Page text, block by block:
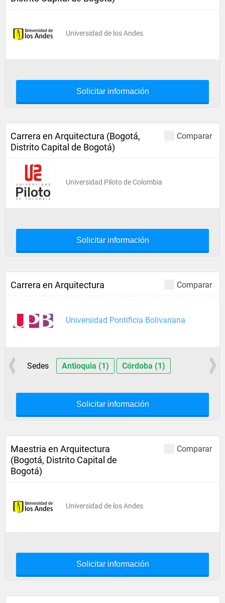
Universidad de los Andes
Solicitar información
Comparar
Carrera en Arquitectura (Bogotá,
Distrito Capital de Bogotá)
Universidad Piloto de Colombia
Solicitar información
Comparar
Carrera en Arquitectura
Universidad Pontificia Bolivariana
Sedes Antioquia (1) Córdoba (1)
Solicitar información
Comparar
Maestria en Arquitectura
(Bogotá, Distrito Capital de
Bogotá)
Universidad de los Andes
Solicitar información